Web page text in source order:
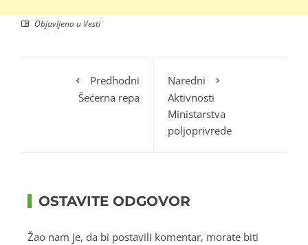
Objavljeno u Vesti
Predhodni
Šećerna repa
Naredni
Aktivnosti
Ministarstva
poljoprivrede
OSTAVITE ODGOVOR
Žao nam je, da bi postavili komentar, morate biti